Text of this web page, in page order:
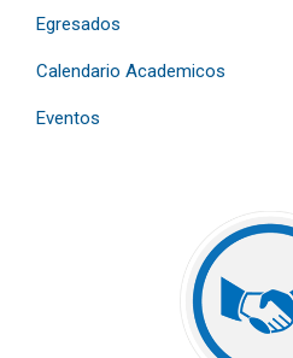
Egresados
Calendario Academicos
Eventos